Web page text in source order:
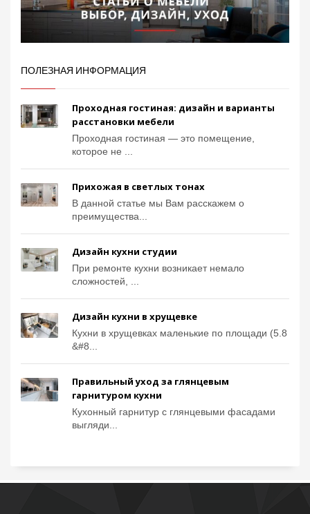
ПОЛЕЗНАЯ ИНФОРМАЦИЯ
Проходная гостиная: дизайн и варианты
расстановки мебели
Проходная гостиная — это помещение,
которое не ...
Прихожая в светлых тонах
В данной статье мы Вам расскажем о
преимущества...
Дизайн кухни студии
При ремонте кухни возникает немало
сложностей, ...
Дизайн кухни в хрущевке
Кухни в хрущевках маленькие по площади (5.8
&#8...
Правильный уход за глянцевым
гарнитуром кухни
Кухонный гарнитур с глянцевыми фасадами
выгляди...